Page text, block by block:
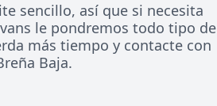
sencillo, así que si necesita
le pondremos todo tipo de
más tiempo y contacte con
Baja.